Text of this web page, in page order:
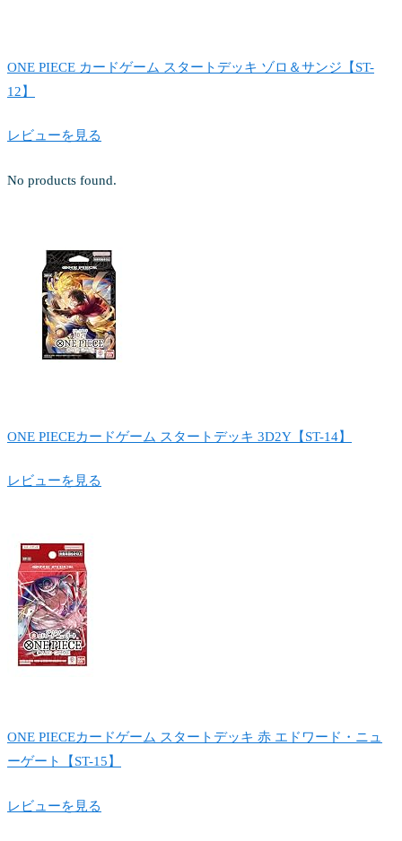
ONE PIECE カードゲーム スタートデッキ ゾロ＆サンジ【ST-
12】
レビューを見る
No products found.
ONE PIECEカードゲーム スタートデッキ 3D2Y【ST-14】
レビューを見る
ONE PIECEカードゲーム スタートデッキ 赤 エドワード・ニュ
ーゲート【ST-15】
レビューを見る